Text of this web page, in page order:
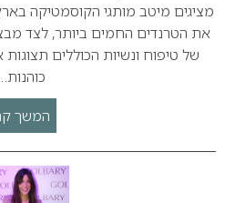
מציגים מיטב מותגי הקוסמטיקה
המשך